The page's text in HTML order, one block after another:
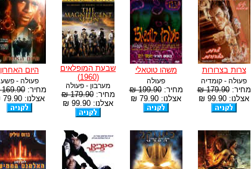
צרות בצרורות
פעולה - קומדיה
מחיר:179.90 ₪
אצלנו: 99.90 ₪
משהו טוטאלי
פעולה
מחיר:199.90 ₪
אצלנו: 79.90 ₪
שבעת המופלאים
(1960)
מערבון - פעולה
מחיר:179.90 ₪
אצלנו: 99.90 ₪
היום האחרון
פעולה - פשע
מחיר:169.90 ₪
אצלנו: 79.90 ₪